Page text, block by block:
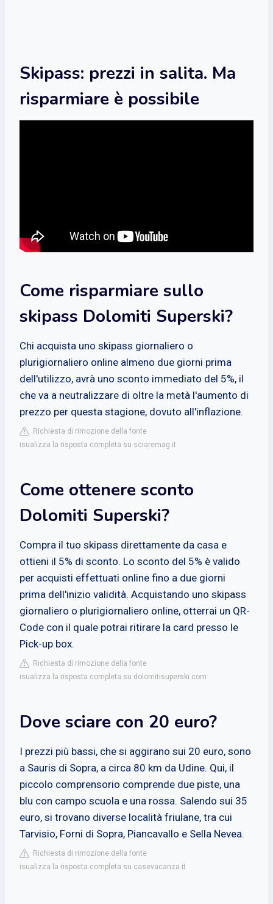
Skipass: prezzi in salita. Ma
risparmiare è possibile
Come risparmiare sullo
skipass Dolomiti Superski?
Chi acquista uno skipass giornaliero o
plurigiornaliero online almeno due giorni prima
dell'utilizzo, avrà uno sconto immediato del 5%, il
che va a neutralizzare di oltre la metà l'aumento di
prezzo per questa stagione, dovuto all'inflazione.
Richiesta di rimozione della fonte
isualizza la risposta completa su sciaremag.it
Come ottenere sconto
Dolomiti Superski?
Compra il tuo skipass direttamente da casa e
ottieni il 5% di sconto. Lo sconto del 5% è valido
per acquisti effettuati online fino a due giorni
prima dell'inizio validità. Acquistando uno skipass
giornaliero o plurigiornaliero online, otterrai un QR-
Code con il quale potrai ritirare la card presso le
Pick-up box.
Richiesta di rimozione della fonte
isualizza la risposta completa su dolomitisuperski.com
Dove sciare con 20 euro?
I prezzi più bassi, che si aggirano sui 20 euro, sono
a Sauris di Sopra, a circa 80 km da Udine. Qui, il
piccolo comprensorio comprende due piste, una
blu con campo scuola e una rossa. Salendo sui 35
euro, si trovano diverse località friulane, tra cui
Tarvisio, Forni di Sopra, Piancavallo e Sella Nevea.
Richiesta di rimozione della fonte
isualizza la risposta completa su casevacanza.it